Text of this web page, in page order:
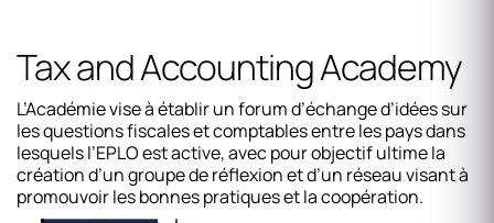
Tax and Accounting Academy
L’Académie vise à établir un forum d’échange d’idées sur
les questions fiscales et comptables entre les pays dans
lesquels l’EPLO est active, avec pour objectif ultime la
création d’un groupe de réflexion et d’un réseau visant à
promouvoir les bonnes pratiques et la coopération.